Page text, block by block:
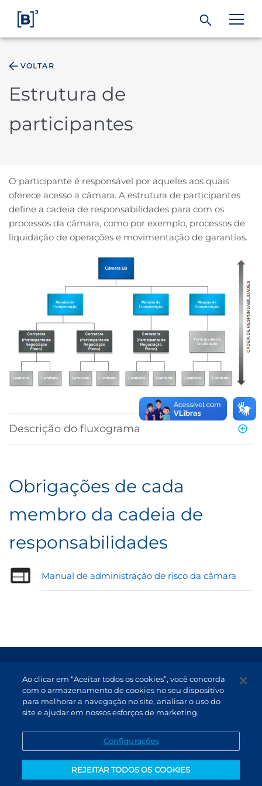
Soluções
Regulação
VOLTAR
Estrutura de
participantes
O participante é responsável por aqueles aos quais
oferece acesso a câmara. A estrutura de participantes
define a cadeia de responsabilidades para com os
processos da câmara, como por exemplo, processos de
liquidação de operações e movimentação de garantias.
Descrição do fluxograma
Obrigações de cada
membro da cadeia de
responsabilidades
Manual de administração de risco da câmara
Atendimento
Canal de Denúncias
Ao clicar em “Aceitar todos os cookies”, você concorda
com o armazenamento de cookies no seu dispositivo
para melhorar a navegação no site, analisar o uso do
site e ajudar em nossos esforços de marketing.
Configurações
REJEITAR TODOS OS COOKIES